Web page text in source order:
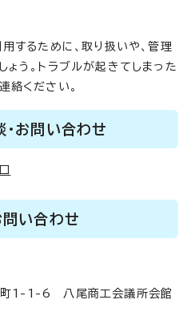
するために、取り扱いや、管理
ょう。トラブルが起きてしまった
絡ください。
お問い合わせ
い合わせ
1-1-6 八尾商工会議所会館